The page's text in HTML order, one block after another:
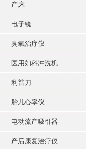
产床
电子镜
臭氧治疗仪
医用妇科冲洗机
利普刀
胎儿心率仪
电动流产吸引器
产后康复治疗仪